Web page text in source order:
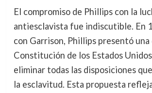
El compromiso de Phillips con la
antiesclavista fue indiscutible. En
con Garrison, Phillips presentó una
Constitución de los Estados
eliminar todas las disposiciones
la esclavitud. Esta propuesta